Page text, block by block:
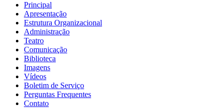
Principal
Apresentação
Estrutura Organizacional
Administração
Teatro
Comunicação
Biblioteca
Imagens
Vídeos
Boletim de Serviço
Perguntas Frequentes
Contato